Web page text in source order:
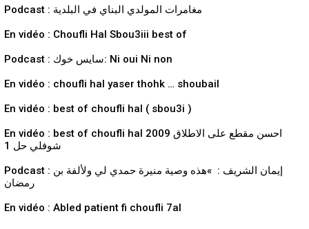
Podcast : مغامرات المولدي البناي في البلدية
En vidéo : Choufli Hal Sbou3iii best of
Podcast : سايس خوك: Ni oui Ni non
En vidéo : choufli hal yaser thohk … shoubail
En vidéo : best of choufli hal ( sbou3i )
En vidéo : best of choufli hal 2009 احسن مقطع على الاطلاق
شوفلي حل 1
Podcast : إيمان الشريف : »هذه وصية منيرة حمدي لي ولألفة بن
رمضان
En vidéo : Abled patient fi choufli 7al